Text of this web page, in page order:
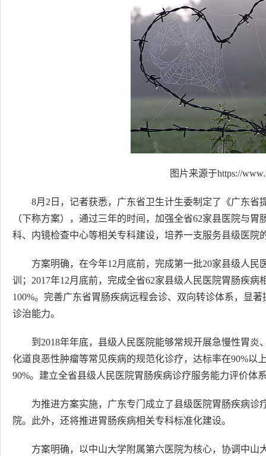
图片来源于https://
8月2日，记者获悉，广东省卫生计生委制定了《广东
（下称方案），通过三年的时间，加强全省62家县医院与
科、内镜检查中心等相关专科建设，培养一支服务县级医院
方案明确，在今年12月底前，完成第一批20家县级人
训；2017年12月底前，完成全省62家县级人民医院胃肠疾
100%。完善广东省胃肠疾病远程会诊、双向转诊体系，显
诊治能力。
到2018年年底，县级人民医院能够常规开展急慢性胃
化道良恶性肿瘤等常见疾病的规范化诊疗，达标率在90%以
90%。建立全省县级人民医院胃肠疾病诊疗服务能力评价体
为推进方案实施，广东专门成立了县级医院胃肠疾病
院。此外，还将推进胃肠疾病相关专科标准化建设。
方案明确，以中山大学附属第六医院为核心，协调中